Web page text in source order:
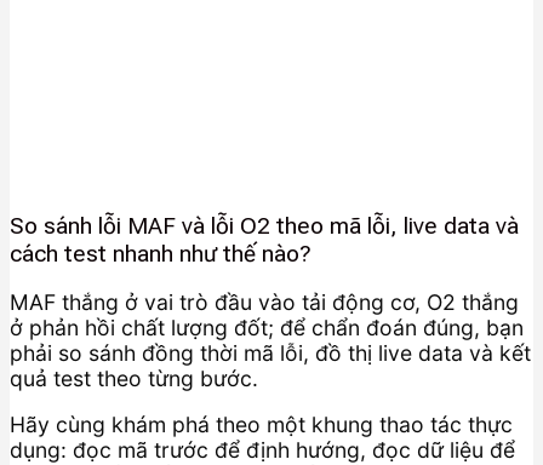
So sánh lỗi MAF và lỗi O2 theo mã lỗi, live data và
cách test nhanh như thế nào?
MAF thắng ở vai trò đầu vào tải động cơ, O2 thắng
ở phản hồi chất lượng đốt; để chẩn đoán đúng, bạn
phải so sánh đồng thời mã lỗi, đồ thị live data và kết
quả test theo từng bước.
Hãy cùng khám phá theo một khung thao tác thực
dụng: đọc mã trước để định hướng, đọc dữ liệu để